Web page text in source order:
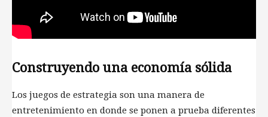
Construyendo una economía sólida
Los juegos de estrategia son una manera de
entretenimiento en donde se ponen a prueba diferentes